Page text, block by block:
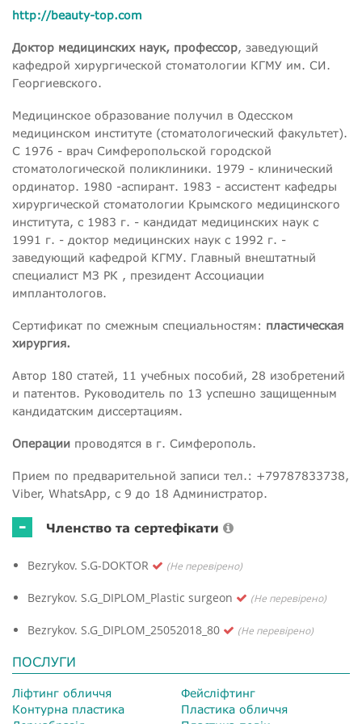
http://beauty-top.com
Доктор медицинских наук, профессор, заведующий
кафедрой хирургической стоматологии КГМУ им. СИ.
Георгиевского.
Медицинское образование получил в Одесском
медицинском институте (стоматологический факультет).
С 1976 - врач Симферопольской городской
стоматологической поликлиники. 1979 - клинический
ординатор. 1980 -аспирант. 1983 - ассистент кафедры
хирургической стоматологии Крымского медицинского
института, с 1983 г. - кандидат медицинских наук с
1991 г. - доктор медицинских наук с 1992 г. -
заведующий кафедрой КГМУ. Главный внештатный
специалист МЗ РК , президент Ассоциации
имплантологов.
Сертификат по смежным специальностям: пластическая
хирургия.
Автор 180 статей, 11 учебных пособий, 28 изобретений
и патентов. Руководитель по 13 успешно защищенным
кандидатским диссертациям.
Операции проводятся в г. Симферополь.
Прием по предварительной записи тел.: +79787833738,
Viber, WhatsApp, с 9 до 18 Администратор.
- Членство та сертефікати
Bezrykov. S.G-DOKTOR (Не перевірено)
Bezrykov. S.G_DIPLOM_Plastic surgeon (Не перевірено)
Bezrykov. S.G_DIPLOM_25052018_80 (Не перевірено)
ПОСЛУГИ
Ліфтинг обличчя
Контурна пластика
Фейсліфтинг
Пластика обличчя